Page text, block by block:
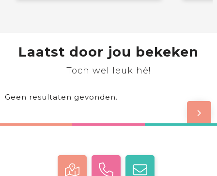
Laatst door jou bekeken
Toch wel leuk hé!
Geen resultaten gevonden.